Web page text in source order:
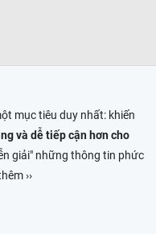
mục tiêu duy nhất: khiến
và dễ tiếp cận hơn cho
giải" những thông tin phức
››